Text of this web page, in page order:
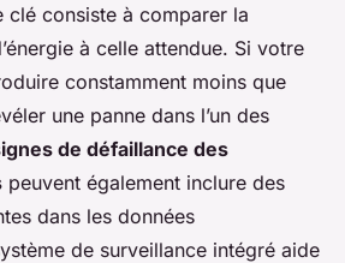
clé consiste à comparer la
à celle attendue. Si votre
constamment moins que
une panne dans l’un des
de défaillance des
peuvent également inclure des
dans les données
de surveillance intégré aide